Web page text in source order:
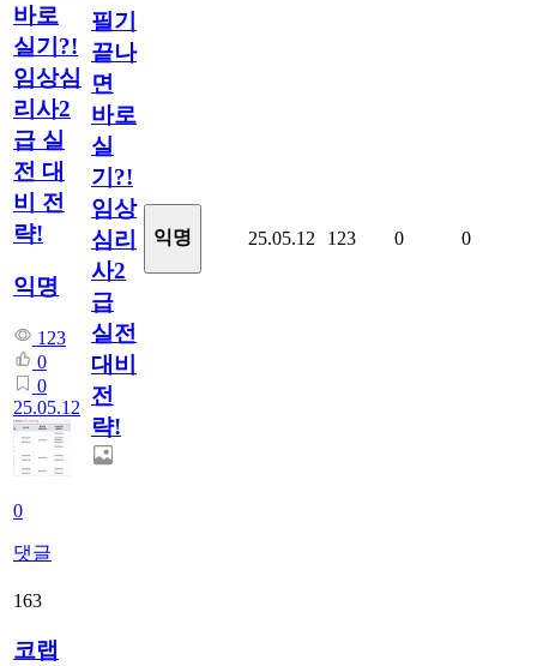
바로
실기?!
임상심
리사2
급 실
전 대
비 전
략!
익명
123
0
0
25.05.12
0
댓글
필기
끝나
면
바로
실
기?!
임상
심리
사2
급
실전
대비
전
략!
익명 25.05.12 123 0 0
163
코랩